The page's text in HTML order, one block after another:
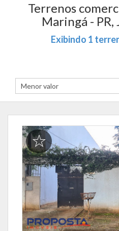
Terrenos
Maringá - PR,
Exibindo 1